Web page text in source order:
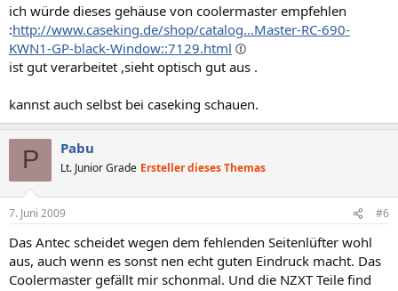
ich würde dieses gehäuse von coolermaster empfehlen
:http://www.caseking.de/shop/catalog...Master-RC-690-
KWN1-GP-black-Window::7129.html
ist gut verarbeitet ,sieht optisch gut aus .
kannst auch selbst bei caseking schauen.
P Pabu
Lt. Junior Grade Ersteller dieses Themas
7. Juni 2009 #6
Das Antec scheidet wegen dem fehlenden Seitenlüfter wohl
aus, auch wenn es sonst nen echt guten Eindruck macht. Das
Coolermaster gefällt mir schonmal. Und die NZXT Teile find